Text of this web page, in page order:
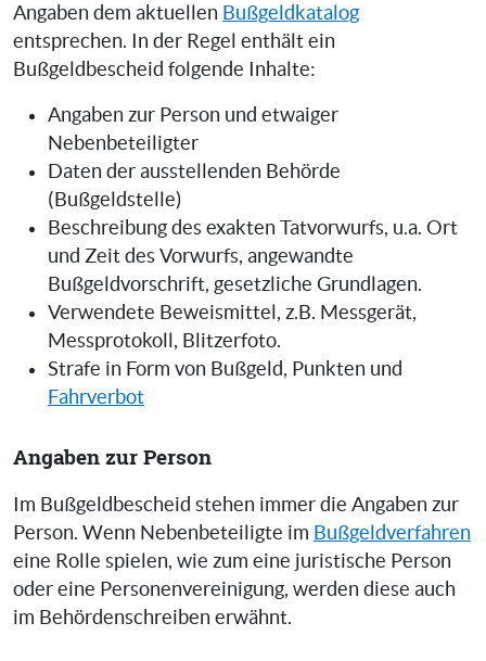
Angaben dem aktuellen Bußgeldkatalog
entsprechen. In der Regel enthält ein
Bußgeldbescheid folgende Inhalte:
Angaben zur Person und etwaiger
Nebenbeteiligter
Daten der ausstellenden Behörde
(Bußgeldstelle)
Beschreibung des exakten Tatvorwurfs, u.a. Ort
und Zeit des Vorwurfs, angewandte
Bußgeldvorschrift, gesetzliche Grundlagen.
Verwendete Beweismittel, z.B. Messgerät,
Messprotokoll, Blitzerfoto.
Strafe in Form von Bußgeld, Punkten und
Fahrverbot
Angaben zur Person
Im Bußgeldbescheid stehen immer die Angaben zur
Person. Wenn Nebenbeteiligte im Bußgeldverfahren
eine Rolle spielen, wie zum eine juristische Person
oder eine Personenvereinigung, werden diese auch
im Behördenschreiben erwähnt.